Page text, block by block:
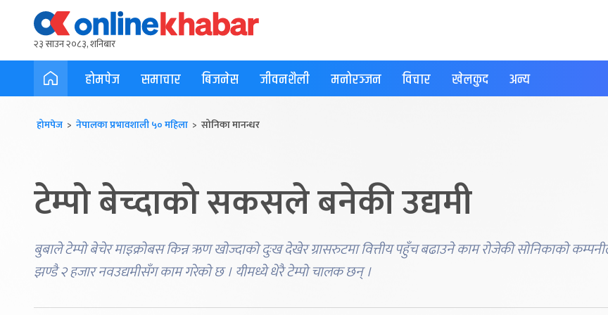
२३ साउन २०८३, शनिबार
होमपेज समाचार बिजनेस जीवनशैली मनोरञ्जन विचार खेलकुद अन्य
होमपेज > नेपालका प्रभावशाली ५० महिला > सोनिका मानन्धर
टेम्पो बेच्दाको सकसले बनेकी उद्यमी
बुबाले टेम्पो बेचेर माइक्रोबस किन्न ऋण खोज्दाको दुःख देखेर ग्रासरुटमा वित्तीय पहुँच बढाउने काम रोजेकी सोनिकाको
झण्डै २ हजार नवउद्यमीसँग काम गरेको छ । यीमध्ये धेरै टेम्पो चालक छन् ।